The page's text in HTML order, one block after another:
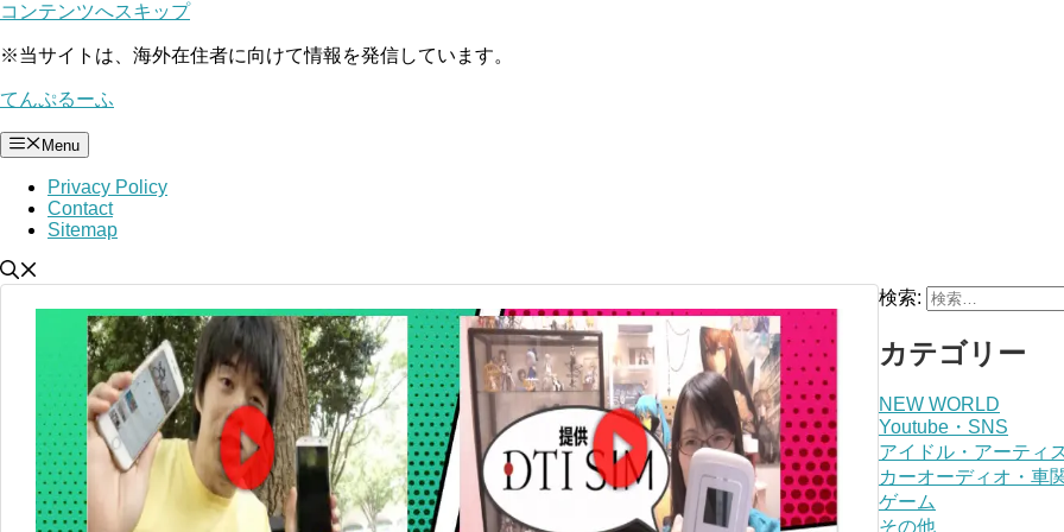
コンテンツへスキップ
※当サイトは、海外在住者に向けて情報を発信しています。
てんぷるーふ
Menu
Privacy Policy
Contact
Sitemap
検索:
カテゴリー
NEW WORLD
Youtube・SNS
アイドル・アーティ
カーオーディオ・車
ゲーム
その他